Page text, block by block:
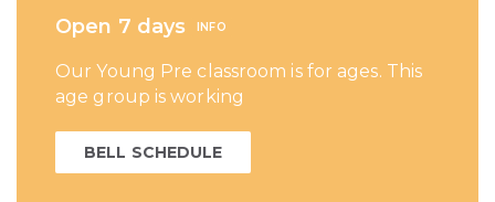
Open 7 days INFO
Our Young Pre classroom is for ages. This
age group is working
BELL SCHEDULE